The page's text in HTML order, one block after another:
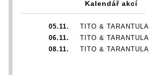
Kalendář akcí
05.11.
TITO & TARANTULA
06.11.
TITO & TARANTULA
08.11.
TITO & TARANTULA